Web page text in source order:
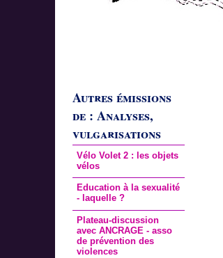
Autres émissions
de : Analyses,
vulgarisations
Vélo Volet 2 : les objets
vélos
Education à la sexualité
- laquelle ?
Plateau-discussion
avec ANCRAGE - asso
de prévention des
violences